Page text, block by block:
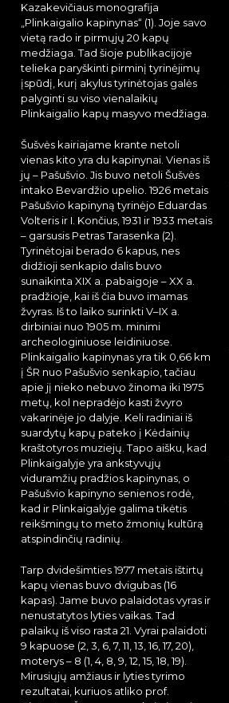
Kazakevičiaus monografija
„Plinkaigalio kapinynas“ (1). Joje savo
vietą rado ir pirmųjų 20 kapų
medžiaga. Tad šioje publikacijoje
telieka paryškinti pirminį tyrinėjimų
įspūdį, kurį akylus tyrinėtojas galės
palyginti su viso vienalaikių
Plinkaigalio kapų masyvo medžiaga.
Šušvės kairiajame krante netoli
vienas kito yra du kapinynai. Vienas iš
jų – Pašušvio. Jis buvo netoli Šušvės
intako Bevardžio upelio. 1926 metais
Pašušvio kapinyną tyrinėjo Eduardas
Volteris ir I. Končius, 1931 ir 1933 metais
– garsusis Petras Tarasenka (2).
Tyrinėtojai berado 6 kapus, nes
didžioji senkapio dalis buvo
sunaikinta XIX a. pabaigoje – XX a.
pradžioje, kai iš čia buvo imamas
žvyras. Iš to laiko surinkti V–IX a.
dirbiniai nuo 1905 m. minimi
archeologiniuose leidiniuose.
Plinkaigalio kapinynas yra tik 0,66 km
į ŠR nuo Pašušvio senkapio, tačiau
apie jį nieko nebuvo žinoma iki 1975
metų, kol nepradėjo kasti žvyro
vakarinėje jo dalyje. Keli radiniai iš
suardytų kapų pateko į Kėdainių
kraštotyros muziejų. Tapo aišku, kad
Plinkaigalyje yra ankstyvųjų
viduramžių pradžios kapinynas, o
Pašušvio kapinyno senienos rodė,
kad ir Plinkaigalyje galima tikėtis
reikšmingų to meto žmonių kultūrą
atspindinčių radinių.
Tarp dvidešimties 1977 metais ištirtų
kapų vienas buvo dvigubas (16
kapas). Jame buvo palaidotas vyras ir
nenustatytos lyties vaikas. Tad
palaikų iš viso rasta 21. Vyrai palaidoti
9 kapuose (2, 3, 6, 7, 11, 13, 16, 17, 20),
moterys – 8 (1, 4, 8, 9, 12, 15, 18, 19).
Mirusiųjų amžiaus ir lyties tyrimo
rezultatai, kuriuos atliko prof.